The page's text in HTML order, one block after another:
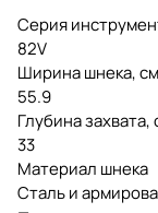
Серия
82V
Ширина шнека, см
55.9
Глубина захвата,
33
Материал шнека
Сталь и